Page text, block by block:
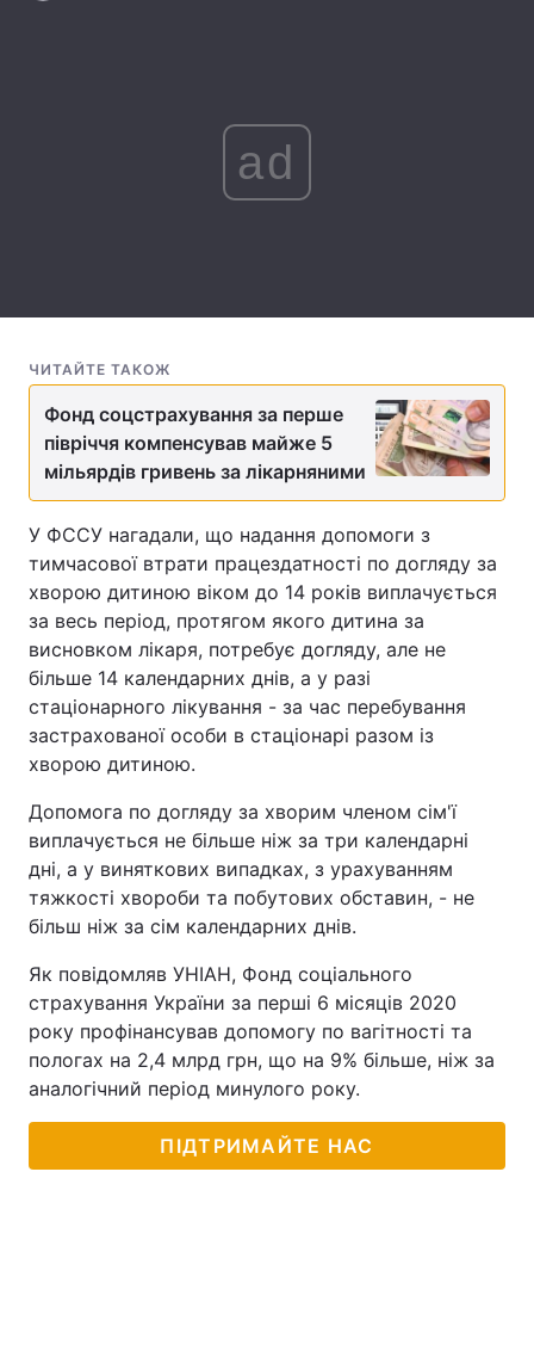
Вакансії
Тема оформлення
ad
ЧИТАЙТЕ ТАКОЖ
Фонд соцстрахування за перше
півріччя компенсував майже 5
мільярдів гривень за лікарняними
У ФССУ нагадали, що надання допомоги з
тимчасової втрати працездатності по догляду за
хворою дитиною віком до 14 років виплачується
за весь період, протягом якого дитина за
висновком лікаря, потребує догляду, але не
більше 14 календарних днів, а у разі
стаціонарного лікування - за час перебування
застрахованої особи в стаціонарі разом із
хворою дитиною.
Допомога по догляду за хворим членом сім'ї
виплачується не більше ніж за три календарні
дні, а у виняткових випадках, з урахуванням
тяжкості хвороби та побутових обставин, - не
більш ніж за сім календарних днів.
Як повідомляв УНІАН, Фонд соціального
страхування України за перші 6 місяців 2020
року профінансував допомогу по вагітності та
пологах на 2,4 млрд грн, що на 9% більше, ніж за
аналогічний період минулого року.
ПІДТРИМАЙТЕ НАС